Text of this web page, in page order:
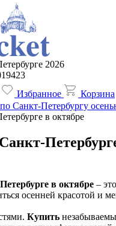
2026
Избранное
Корзина
Санкт-Петербургу
в октябре
в октябре –
осенней красотой и
Купить